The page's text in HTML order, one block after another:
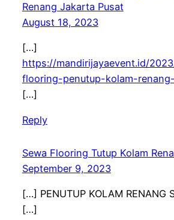
Renang Jakarta Pusat
August 18, 2023
[…]
https://mandirijayaevent.id/
flooring-penutup-kolam-
[…]
Reply
Sewa Flooring Tutup Kolam
September 9, 2023
[…] PENUTUP KOLAM RENANG
[…]